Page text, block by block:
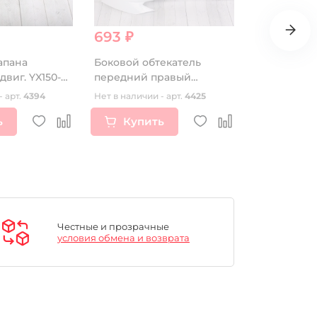
YX150-
арт. 4394
693 ₽
Боковой обтекатель
передний правый
центральный KAYO K1
Нет в наличии - арт. 4425
Купить
1 880 ₽
Честные и прозрачные
условия обмена и возврата